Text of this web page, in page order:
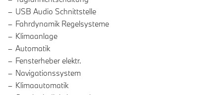
USB Audio Schnittstelle
Fahrdynamik Regelsysteme
Klimaanlage
Automatik
Fensterheber elektr.
Navigationssystem
Klimaautomatik